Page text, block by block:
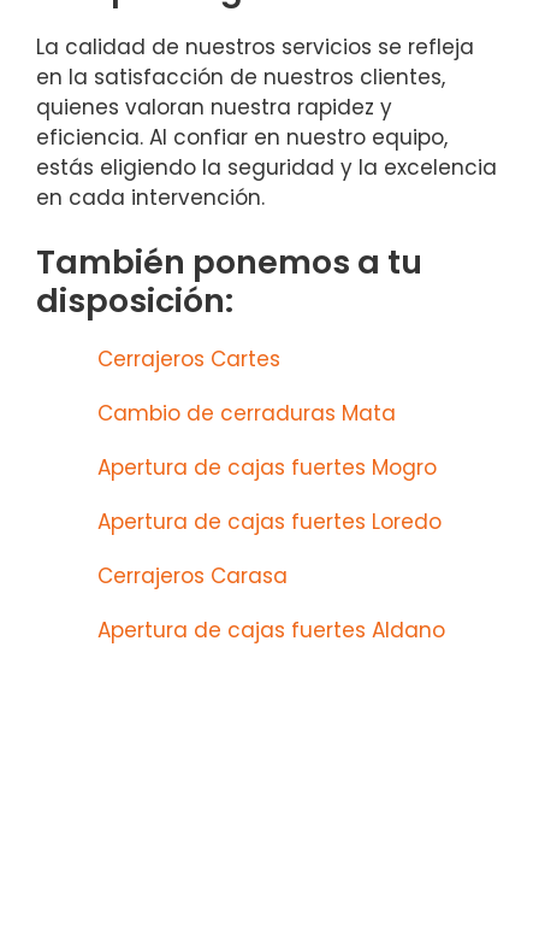
La calidad de nuestros servicios se refleja
en la satisfacción de nuestros clientes,
quienes valoran nuestra rapidez y
eficiencia. Al confiar en nuestro equipo,
estás eligiendo la seguridad y la excelencia
en cada intervención.
También ponemos a tu
disposición:
Cerrajeros Cartes
Cambio de cerraduras Mata
Apertura de cajas fuertes Mogro
Apertura de cajas fuertes Loredo
Cerrajeros Carasa
Apertura de cajas fuertes Aldano